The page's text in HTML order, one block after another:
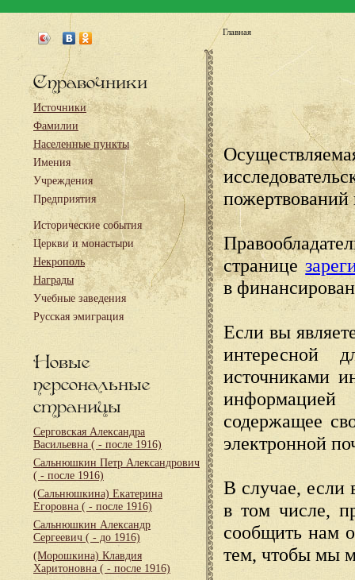
Справочники
Источники
Фамилии
Населенные пункты
Имения
Учреждения
Предприятия
Исторические события
Церкви и монастыри
Некрополь
Награды
Учебные заведения
Русская эмиграция
Новые
персональные
страницы
Серговская Александра
Васильевна ( - после 1916)
Сальнюшкин Петр Александрович
( - после 1916)
(Сальнюшкина) Екатерина
Егоровна ( - после 1916)
Сальнюшкин Александр
Сергеевич ( - до 1916)
(Морошкина) Клавдия
Харитоновна ( - после 1916)
Главная
пожертвований
странице
в
Если вы
интересной
источниками
содержащее
электронной
В случае, если
в том числе,
сообщить нам
тем, чтобы мы